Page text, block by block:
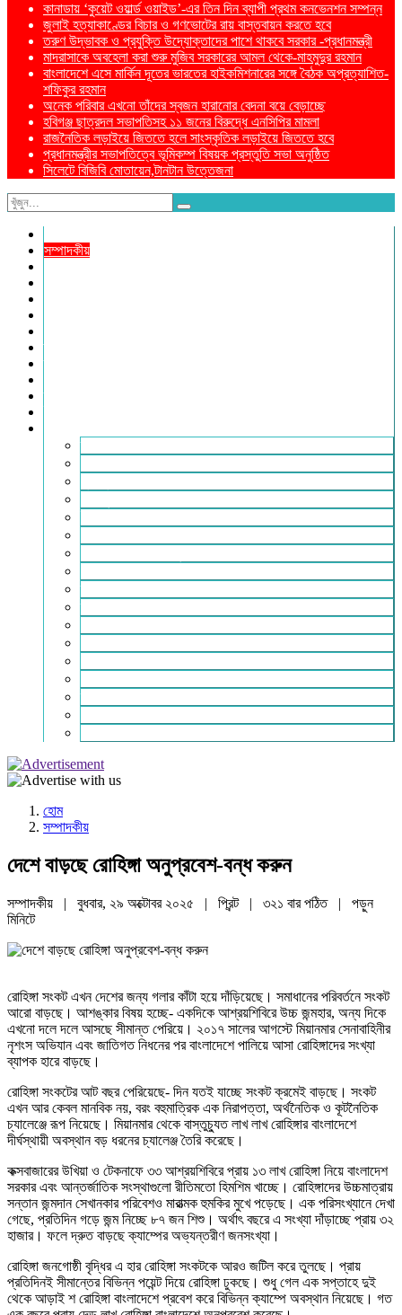
কানাডায় ‘কুয়েট ওয়ার্ল্ড ওয়াইড’-এর তিন দিন ব্যাপী প্রথম কনভেনশন সম্পন্ন
জুলাই হত্যাকাণ্ডের বিচার ও গণভোটের রায় বাস্তবায়ন করতে হবে
তরুণ উদ্ভাবক ও প্রযুক্তি উদ্যোক্তাদের পাশে থাকবে সরকার -প্রধানমন্ত্রী
মাদরাসাকে অবহেলা করা শুরু মুজিব সরকারের আমল থেকে-মাহমুদুর রহমান
বাংলাদেশে এসে মার্কিন দূতের ভারতের হাইকমিশনারের সঙ্গে বৈঠক অপ্রত্যাশিত-
শফিকুর রহমান
অনেক পরিবার এখনো তাঁদের স্বজন হারানোর বেদনা বয়ে বেড়াচ্ছে
হবিগঞ্জ ছাত্রদল সভাপতিসহ ১১ জনের বিরুদ্ধে এনসিপির মামলা
রাজনৈতিক লড়াইয়ে জিততে হলে সাংস্কৃতিক লড়াইয়ে জিততে হবে
প্রধানমন্ত্রীর সভাপতিত্বে ভূমিকম্প বিষয়ক প্রস্তুতি সভা অনুষ্ঠিত
সিলেটে বিজিবি মোতায়েন,টানটান উত্তেজনা
সম্পাদকীয়
হোম
সম্পাদকীয়
দেশে বাড়ছে রোহিঙ্গা অনুপ্রবেশ-বন্ধ করুন
সম্পাদকীয় | বুধবার, ২৯ অক্টোবর ২০২৫ | প্রিন্ট | ৩২১ বার পঠিত
| পড়ুন
মিনিটে
রোহিঙ্গা সংকট এখন দেশের জন্য গলার কাঁটা হয়ে দাঁড়িয়েছে। সমাধানের পরিবর্তনে সংকট
আরো বাড়ছে। আশঙ্কার বিষয় হচ্ছে- একদিকে আশ্রয়শিবিরে উচ্চ জন্মহার, অন্য দিকে
এখনো দলে দলে আসছে সীমান্ত পেরিয়ে। ২০১৭ সালের আগস্টে মিয়ানমার সেনাবাহিনীর
নৃশংস অভিযান এবং জাতিগত নিধনের পর বাংলাদেশে পালিয়ে আসা রোহিঙ্গাদের সংখ্যা
ব্যাপক হারে বাড়ছে।
রোহিঙ্গা সংকটের আট বছর পেরিয়েছে- দিন যতই যাচ্ছে সংকট ক্রমেই বাড়ছে। সংকট
এখন আর কেবল মানবিক নয়, বরং বহুমাত্রিক এক নিরাপত্তা, অর্থনৈতিক ও কূটনৈতিক
চ্যালেঞ্জে রূপ নিয়েছে। মিয়ানমার থেকে বাস্তুচ্যুত লাখ লাখ রোহিঙ্গার বাংলাদেশে
দীর্ঘস্থায়ী অবস্থান বড় ধরনের চ্যালেঞ্জ তৈরি করেছে।
কক্সবাজারের উখিয়া ও টেকনাফে ৩৩ আশ্রয়শিবিরে প্রায় ১৩ লাখ রোহিঙ্গা নিয়ে বাংলাদেশ
সরকার এবং আন্তর্জাতিক সংস্থাগুলো রীতিমতো হিমশিম খাচ্ছে। রোহিঙ্গাদের উচ্চমাত্রায়
সন্তান জন্মদান সেখানকার পরিবেশও মারাত্মক হুমকির মুখে পড়েছে। এক পরিসংখ্যানে দেখা
গেছে, প্রতিদিন গড়ে জন্ম নিচ্ছে ৮৭ জন শিশু। অর্থাৎ বছরে এ সংখ্যা দাঁড়াচ্ছে প্রায় ৩২
হাজার। ফলে দ্রুত বাড়ছে ক্যাম্পের অভ্যন্তরীণ জনসংখ্যা।
রোহিঙ্গা জনগোষ্ঠী বৃদ্ধির এ হার রোহিঙ্গা সংকটকে আরও জটিল করে তুলছে। প্রায়
প্রতিদিনই সীমান্তের বিভিন্ন পয়েন্ট দিয়ে রোহিঙ্গা ঢুকছে। শুধু গেল এক সপ্তাহে দুই
থেকে আড়াই শ রোহিঙ্গা বাংলাদেশে প্রবেশ করে বিভিন্ন ক্যাম্পে অবস্থান নিয়েছে। গত